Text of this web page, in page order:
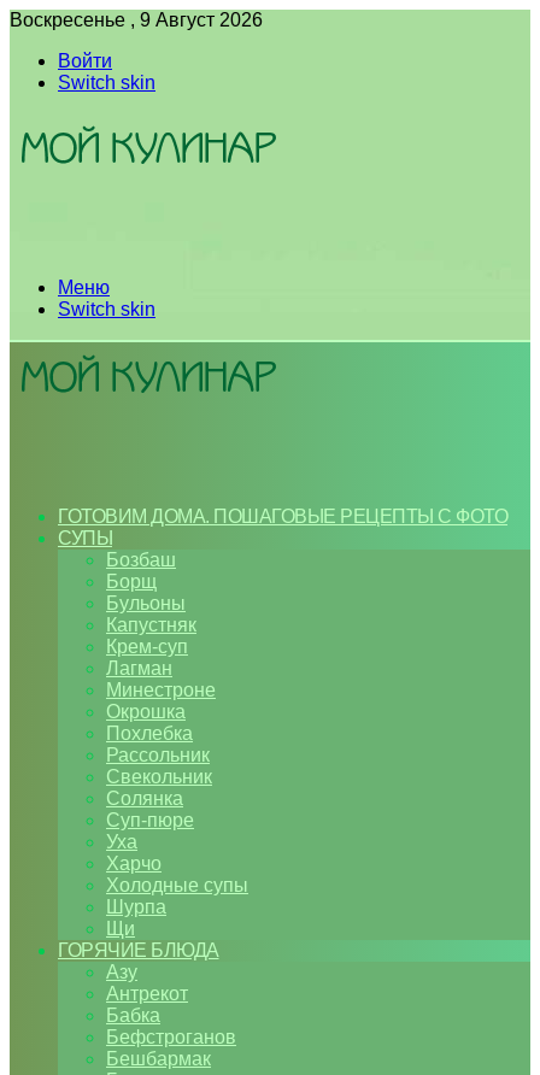
Воскресенье , 9 Август 2026
Войти
Switch skin
Меню
Switch skin
ГОТОВИМ ДОМА. ПОШАГОВЫЕ РЕЦЕПТЫ С ФОТО
СУПЫ
Бозбаш
Борщ
Бульоны
Капустняк
Крем-суп
Лагман
Минестроне
Окрошка
Похлебка
Рассольник
Свекольник
Солянка
Суп-пюре
Уха
Харчо
Холодные супы
Шурпа
Щи
ГОРЯЧИЕ БЛЮДА
Азу
Антрекот
Бабка
Бефстроганов
Бешбармак